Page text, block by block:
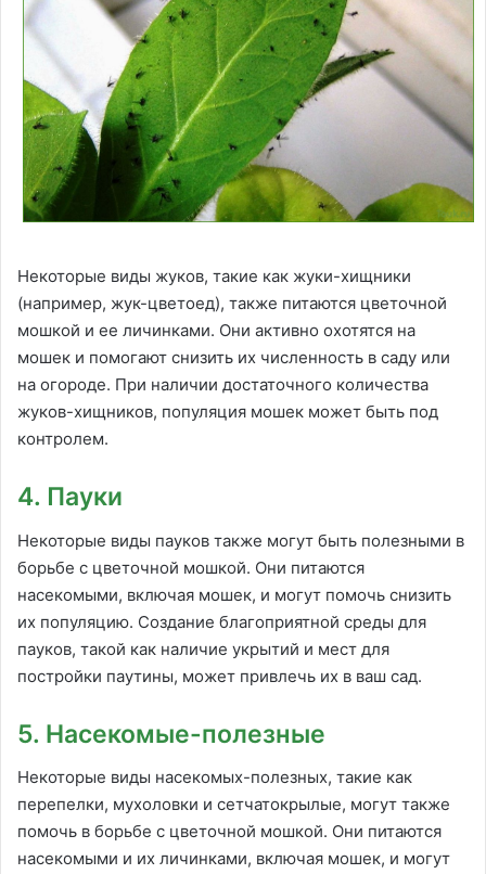
Некоторые виды жуков, такие как жуки-хищники
(например, жук-цветоед), также питаются цветочной
мошкой и ее личинками. Они активно охотятся на
мошек и помогают снизить их численность в саду или
на огороде. При наличии достаточного количества
жуков-хищников, популяция мошек может быть под
контролем.
4. Пауки
Некоторые виды пауков также могут быть полезными в
борьбе с цветочной мошкой. Они питаются
насекомыми, включая мошек, и могут помочь снизить
их популяцию. Создание благоприятной среды для
пауков, такой как наличие укрытий и мест для
постройки паутины, может привлечь их в ваш сад.
5. Насекомые-полезные
Некоторые виды насекомых-полезных, такие как
перепелки, мухоловки и сетчатокрылые, могут также
помочь в борьбе с цветочной мошкой. Они питаются
насекомыми и их личинками, включая мошек, и могут